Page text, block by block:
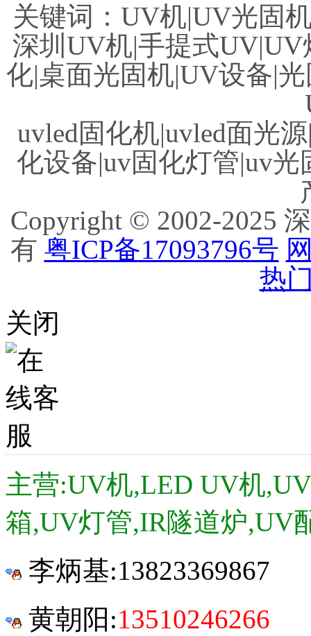
关键词：UV机|UV光固
深圳UV机|手提式
化|桌面光固机|UV设备|
uvled固化机|uvled面光
化设备|uv固化灯管|uv
Copyright © 2002-2025
有 粤ICP备17093796号
热
关闭
主营:UV机,LED UV机
箱,UV灯管,IR隧道炉,UV
李炳基:13823369867
黄朝阳:13510246266